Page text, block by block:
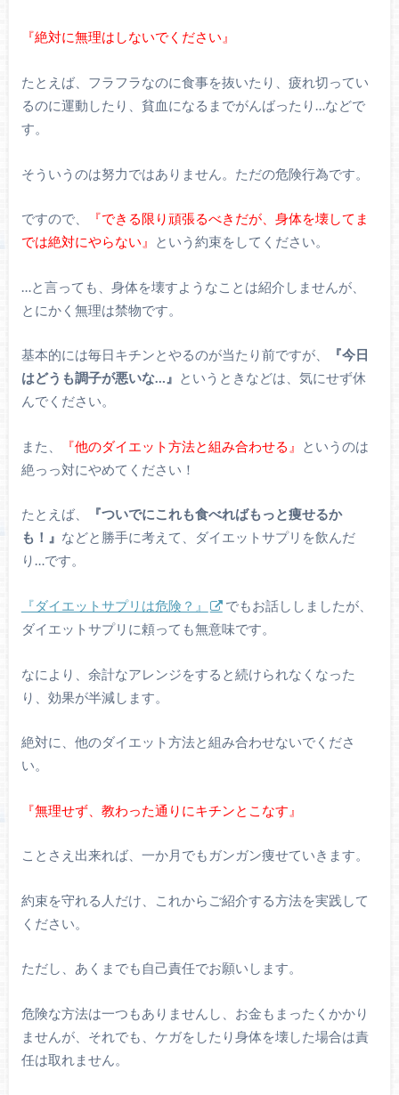
『絶対に無理はしないでください』
たとえば、フラフラなのに食事を抜いたり、疲れ切ってい
るのに運動したり、貧血になるまでがんばったり…などで
す。
そういうのは努力ではありません。ただの危険行為です。
ですので、
『できる限り頑張るべきだが、身体を壊してま
では絶対にやらない』
という約束をしてください。
…と言っても、身体を壊すようなことは紹介しませんが、
とにかく無理は禁物です。
基本的には毎日キチンとやるのが当たり前ですが、
『今日
はどうも調子が悪いな…』 というときなどは、気にせず休
んでください。
また、 『他のダイエット方法と組み合わせる』
というのは
絶っっ対にやめてください！
たとえば、
『ついでにこれも食べればもっと痩せるか
も！』 などと勝手に考えて、ダイエットサプリを飲んだ
り…です。
『ダイエットサプリは危険？』
でもお話ししましたが、
ダイエットサプリに頼っても無意味です。
なにより、余計なアレンジをすると続けられなくなった
り、効果が半減します。
絶対に、他のダイエット方法と組み合わせないでくださ
い。
『無理せず、教わった通りにキチンとこなす』
ことさえ出来れば、一か月でもガンガン痩せていきます。
約束を守れる人だけ、これからご紹介する方法を実践して
ください。
ただし、あくまでも自己責任でお願いします。
危険な方法は一つもありませんし、お金もまったくかかり
ませんが、それでも、ケガをしたり身体を壊した場合は責
任は取れません。